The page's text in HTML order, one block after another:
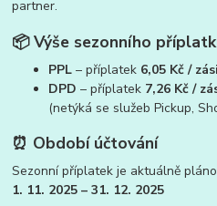
partner.
📦 Výše sezonního
PPL – příplatek 6,05 Kč /
DPD – příplatek 7,26 Kč /
(netýká se služeb Pickup,
⏰ Období účtování
Sezonní příplatek je aktuálně
1. 11. 2025 – 31. 12. 2025